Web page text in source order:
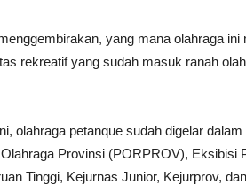
yang mana olahraga
rekreatif yang sudah masuk ranah
petanque sudah digelar dalam
Provinsi (PORPROV), Eksibisi
Tinggi, Kejurnas Junior, Kejurprov,